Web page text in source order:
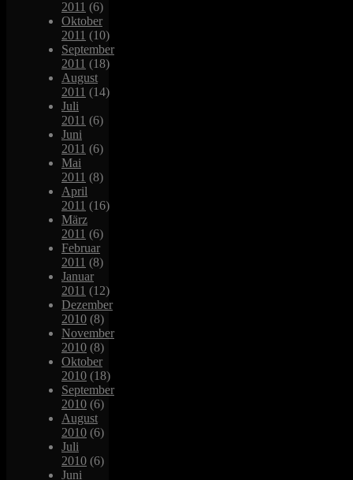
2011 (6)
Oktober
2011 (10)
September
2011 (18)
August
2011 (14)
Juli
2011 (6)
Juni
2011 (6)
Mai
2011 (8)
April
2011 (16)
März
2011 (6)
Februar
2011 (8)
Januar
2011 (12)
Dezember
2010 (8)
November
2010 (8)
Oktober
2010 (18)
September
2010 (6)
August
2010 (6)
Juli
2010 (6)
Juni